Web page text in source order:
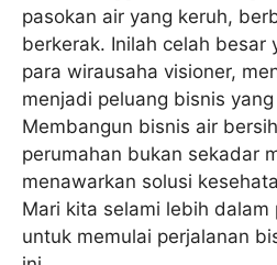
pasokan air yang keruh,
berkerak. Inilah celah besar
para wirausaha visioner,
menjadi peluang bisnis
Membangun bisnis air
perumahan bukan sekadar
menawarkan solusi
Mari kita selami lebih dalam
untuk memulai perjalanan